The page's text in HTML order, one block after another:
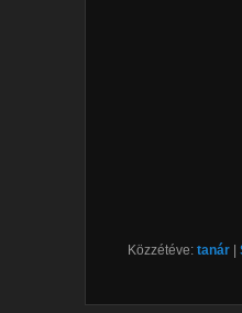
Közzétéve: tanár |